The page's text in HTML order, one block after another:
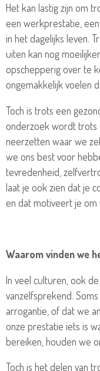
Het kan lastig zijn om
een werkprestatie,
in het dagelijks leven.
uiten kan nog
opschepperig over te
ongemakkelijk voelen
Toch is trots een
onderzoek wordt trots
neerzetten waar we
we ons best voor
tevredenheid,
laat je ook zien dat je
en dat motiveert je
Waarom vinden we
In veel culturen, ook
vanzelfsprekend.
arrogantie, of dat we
onze prestatie iets is
bereiken, houden we
Toch is het delen van